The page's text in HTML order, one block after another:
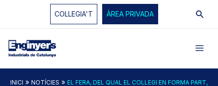
COL·LEGIA'T ÀREA PRIVADA
INICI » NOTÍCIES » EL FERA, DEL QUAL EL COL·LEGI EN FORMA PART,